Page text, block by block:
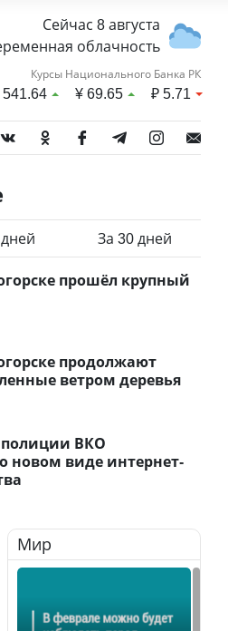
Сейчас 8 августа
облачность
Курсы Национального Банка РК
¥69.65 ₽5.71
За 30 дней
прошёл крупный
продолжают
ветром деревья
ВКО
новом виде интернет-
Мир